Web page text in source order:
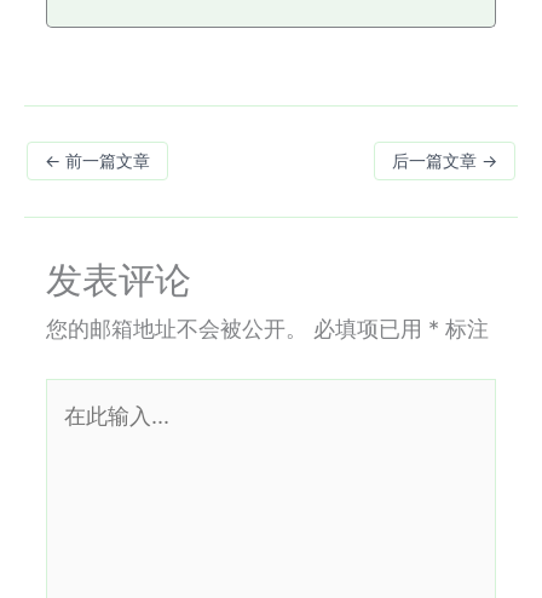
← 前一篇文章 后一篇文章 →
发表评论
您的邮箱地址不会被公开。 必填项已用 * 标注